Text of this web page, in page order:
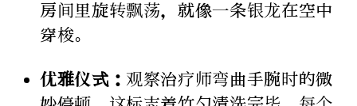
房间里旋转飘荡，就像一条银龙在空中
穿梭。
优雅仪式： 观察治疗师弯曲手腕时的微